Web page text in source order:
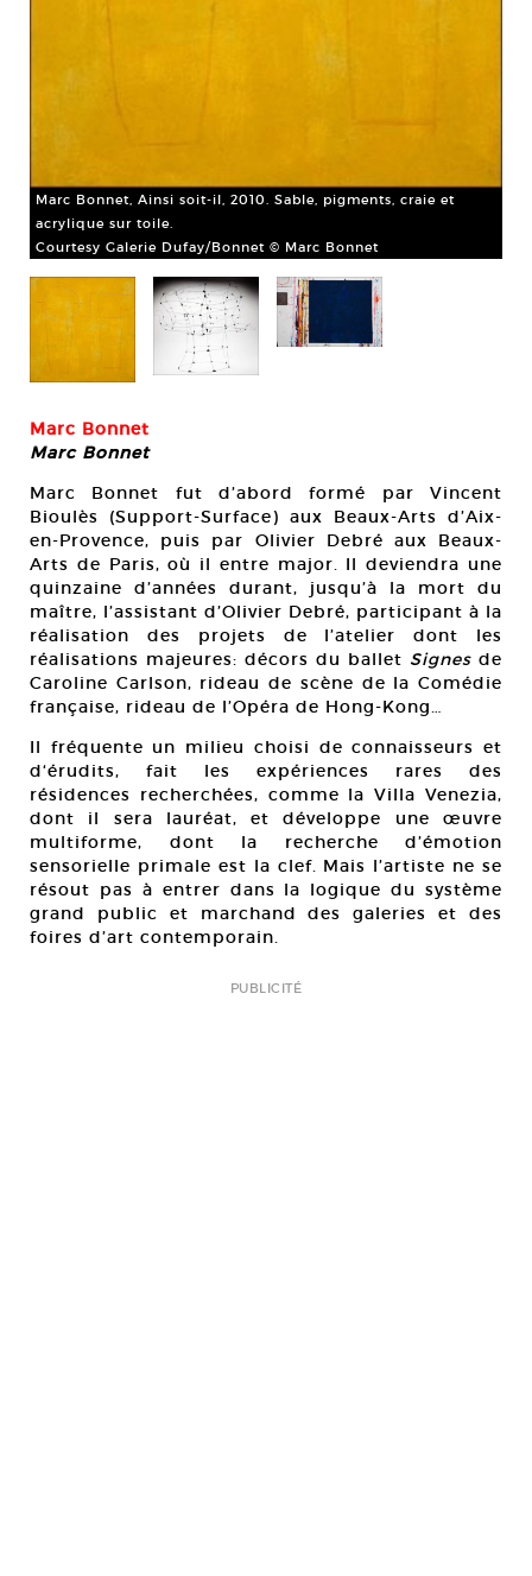
Marc Bonnet, Ainsi soit-il, 2010. Sable, pigments, craie et
acrylique sur toile.
Courtesy Galerie Dufay/Bonnet © Marc Bonnet
Marc Bonnet
Marc Bonnet
Marc Bonnet fut d’abord formé par Vincent
Bioulès (Support-Surface) aux Beaux-Arts d’Aix-
en-Provence, puis par Olivier Debré aux Beaux-
Arts de Paris, où il entre major. Il deviendra une
quinzaine d’années durant, jusqu’à la mort du
maître, l’assistant d’Olivier Debré, participant à la
réalisation des projets de l’atelier dont les
réalisations majeures: décors du ballet Signes de
Caroline Carlson, rideau de scène de la Comédie
française, rideau de l’Opéra de Hong-Kong…
Il fréquente un milieu choisi de connaisseurs et
d‘érudits, fait les expériences rares des
résidences recherchées, comme la Villa Venezia,
dont il sera lauréat, et développe une œuvre
multiforme, dont la recherche d’émotion
sensorielle primale est la clef. Mais l’artiste ne se
résout pas à entrer dans la logique du système
grand public et marchand des galeries et des
foires d’art contemporain.
PUBLICITÉ